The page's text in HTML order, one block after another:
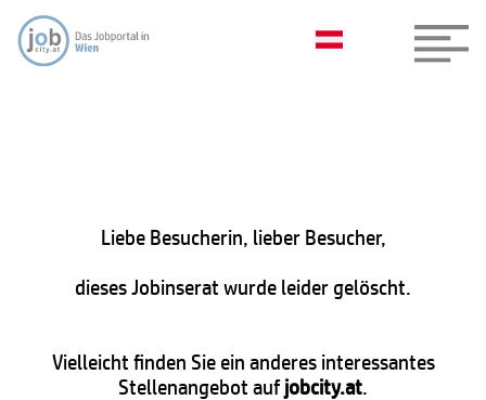
Liebe Besucherin, lieber Besucher,
dieses Jobinserat wurde leider gelöscht.
Vielleicht finden Sie ein anderes interessantes
Stellenangebot aufjobcity.at.